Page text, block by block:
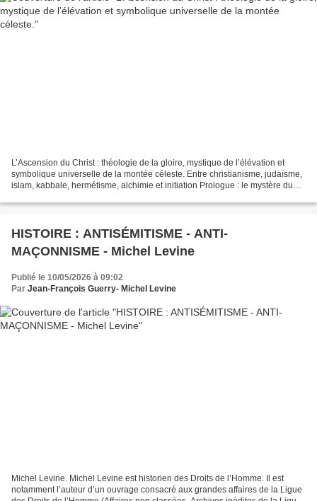
L’Ascension du Christ : théologie de la gloire, mystique de l’élévation et
symbolique universelle de la montée céleste. Entre christianisme, judaïsme,
islam, kabbale, hermétisme, alchimie et initiation Prologue : le mystère du
HISTOIRE : ANTISÉMITISME - ANTI-
MAÇONNISME - Michel Levine
Publié le 10/05/2026 à 09:02
Par Jean-François Guerry- Michel Levine
Michel Levine. Michel Levine est historien des Droits de l’Homme. Il est
notamment l’auteur d’un ouvrage consacré aux grandes affaires de la Ligue